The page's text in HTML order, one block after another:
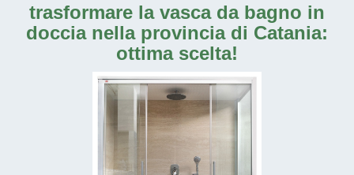
trasformare la vasca da bagno in
doccia nella provincia di Catania:
ottima scelta!